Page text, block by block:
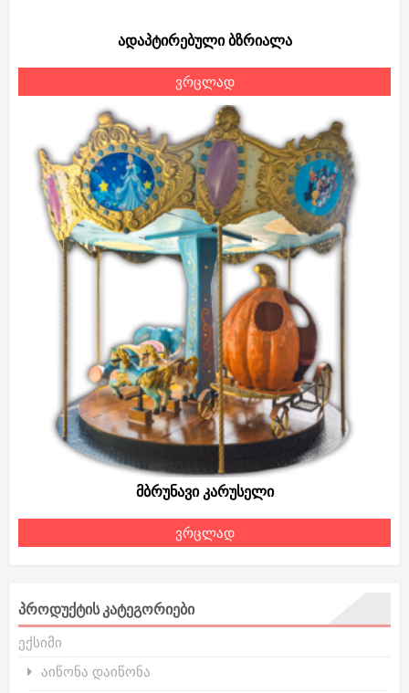
ადაპტირებული ბზრიალა
ვრცლად
მბრუნავი კარუსელი
ვრცლად
ᲞᲠᲝᲓᲣᲥᲢᲘᲡ ᲙᲐᲢᲔᲒᲝᲠᲘᲔᲑᲘ
ექსიმი
აიწონა დაიწონა